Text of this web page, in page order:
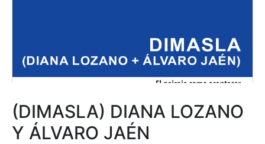
(DIMASLA) DIANA LOZANO
Y ÁLVARO JAÉN